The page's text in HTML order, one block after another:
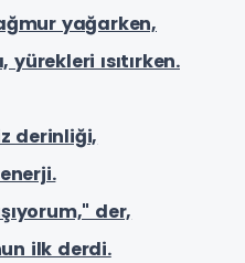
yağarken,
yürekleri ısıtırken.
derinliği,
der,
ilk derdi.